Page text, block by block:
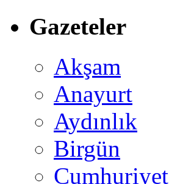
Gazeteler
Akşam
Anayurt
Aydınlık
Birgün
Cumhuriyet